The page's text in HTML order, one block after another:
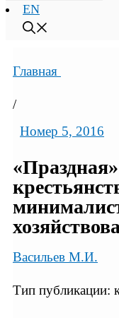
EN
Главная
/
Номер 5, 2016
Васильев М.И.
Тип публикации: